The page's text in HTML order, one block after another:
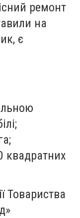
ремонт
на
є
квадратних
Товариства